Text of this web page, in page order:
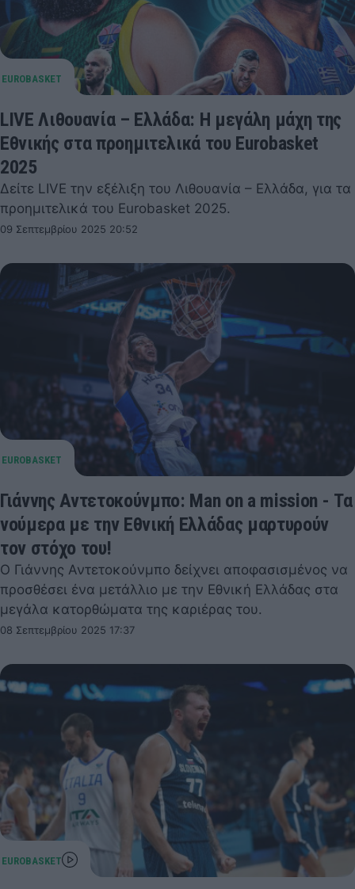
LIVE Λιθουανία – Ελλάδα: Η μεγάλη μάχη της
Εθνικής στα προημιτελικά του Eurobasket
2025
Δείτε LIVE την εξέλιξη του Λιθουανία – Ελλάδα, για τα
προημιτελικά του Eurobasket 2025.
09 Σεπτεμβρίου 2025 20:52
Γιάννης Αντετοκούνμπο: Man on a mission - Τα
νούμερα με την Εθνική Ελλάδας μαρτυρούν
τον στόχο του!
Ο Γιάννης Αντετοκούνμπο δείχνει αποφασισμένος να
προσθέσει ένα μετάλλιο με την Εθνική Ελλάδας στα
μεγάλα κατορθώματα της καριέρας του.
08 Σεπτεμβρίου 2025 17:37